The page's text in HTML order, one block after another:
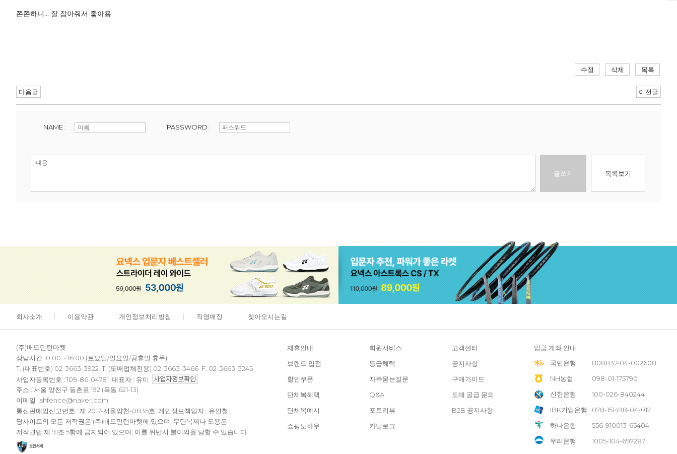
쫀쫀하니... 잘 잡아줘서 좋아용
수정 삭제 목록
다음글 이전글
NAME : PASSWORD :
글쓰기 목록보기
회사소개 이용약관 개인정보처리방침 직영매장 찾아오시는길
(주)배드민턴마켓
상담시간 10:00 ~ 16:00 (토요일/일요일/공휴일 휴무)
T. (대표번호) 02-3663-3922 T. (도매업체전용) 02-3663-3466 F. 02-3663-3245
사업자등록번호 : 109-86-04781 대표자 : 유미
주소 : 서울 양천구 등촌로 192 (목동 621-13)
이메일 : shfence@naver.com
통신판매업신고번호 : 제 2017-서울양천-0835호 개인정보책임자 : 유인철
당사이트의 모든 저작권은 (주)배드민턴마켓에 있으며, 무단복제나 도용은
저작권법 제 91조 5항에 금지되어 있으며, 이를 위반시 불이익을 당할 수 있습니다.
제휴안내 회원서비스
고객센터
브랜드 입점
등급혜택
공지사항
할인쿠폰
자주묻는질문
구매가이드
단체복혜택
Q&A
도매 공급 문의
단체복예시
포토리뷰
B2B 공지사항
쇼핑노하우
카달로그
입금 계좌 안내
국민은행
808837-04-002608
NH농협
098-01-175790
신한은행
100-026-840244
IBK기업은행
078-151498-04-012
하나은행
556-910013-65404
우리은행
1005-104-697287